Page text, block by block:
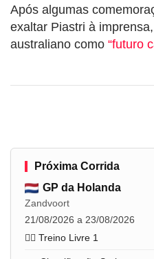
Após algumas
exaltar Piastri à
australiano como “futuro
Próxima Corrida
GP da Holanda
Zandvoort
21/08/2026 a 23/08/2026
🏋️‍♂️ Treino Livre 1